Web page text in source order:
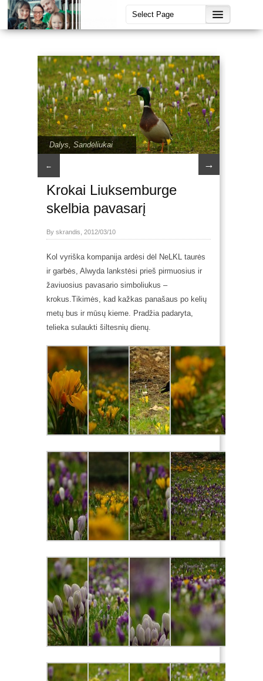
Dalys Sandėliukai
← →
Krokai Liuksemburge
skelbia pavasarį
By skrandis, 2012/03/10
Kol vyriška kompanija ardėsi dėl NeLKL taurės
ir garbės, Alwyda lankstėsi prieš pirmuosius ir
žaviuosius pavasario simboliukus –
krokus. Tikimės, kad kažkas panašaus po kelių
metų bus ir mūsų kieme. Pradžia padaryta,
telieka sulaukti šiltesnių dienų.